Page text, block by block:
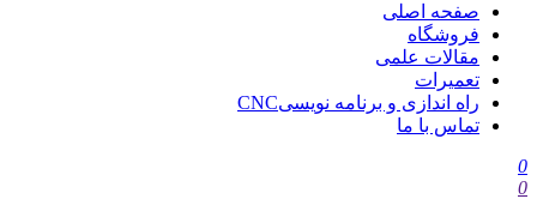
صفحه اصلی
فروشگاه
مقالات علمی
تعمیرات
راه اندازی و برنامه نویسیCNC
تماس با ما
0
0